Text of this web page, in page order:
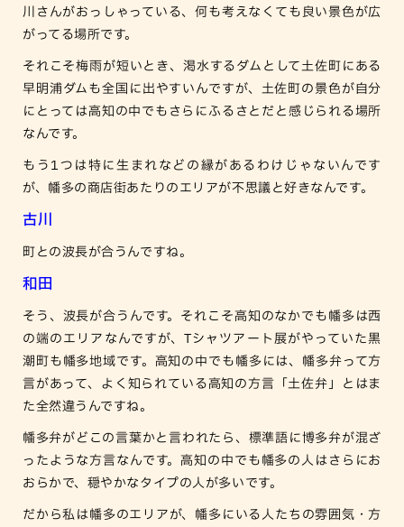
川さんがおっしゃっている、何も考えなくても良い景色が広
がってる場所です。
それこそ梅雨が短いとき、渇水するダムとして土佐町にある
早明浦ダムも全国に出やすいんですが、土佐町の景色が自分
にとっては高知の中でもさらにふるさとだと感じられる場所
なんです。
もう1つは特に生まれなどの縁があるわけじゃないんです
が、幡多の商店街あたりのエリアが不思議と好きなんです。
古川
町との波長が合うんですね。
和田
そう、波長が合うんです。それこそ高知のなかでも幡多は西
の端のエリアなんですが、Tシャツアート展がやっていた黒
潮町も幡多地域です。高知の中でも幡多には、幡多弁って方
言があって、よく知られている高知の方言「土佐弁」とはま
た全然違うんですね。
幡多弁がどこの言葉かと言われたら、標準語に博多弁が混ざ
ったような方言なんです。高知の中でも幡多の人はさらにお
おらかで、穏やかなタイプの人が多いです。
だから私は幡多のエリアが、幡多にいる人たちの雰囲気・方